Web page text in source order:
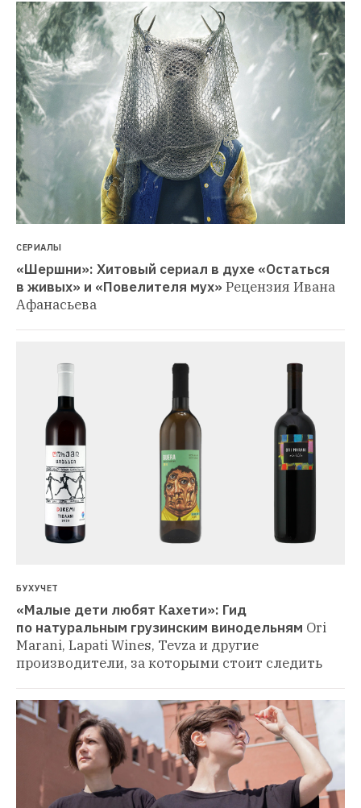
СЕРИАЛЫ
«Шершни»: Хитовый сериал в духе «Остаться
в живых» и «Повелителя мух» Рецензия Ивана
Афанасьева
БУХУЧЕТ
«Малые дети любят Кахети»: Гид
по натуральным грузинским винодельням Ori
Marani, Lapati Wines, Tevza и другие
производители, за которыми стоит следить